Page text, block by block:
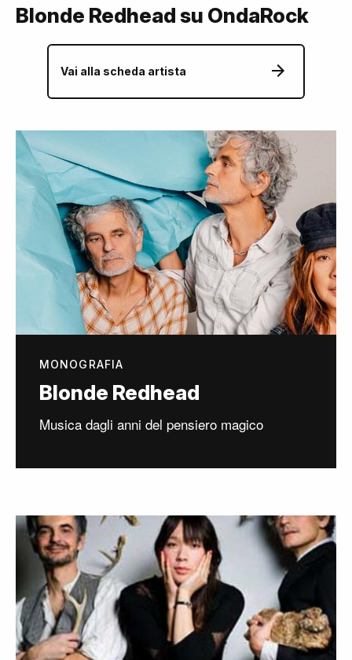
Blonde Redhead su OndaRock
Vai alla scheda artista
MONOGRAFIA
Blonde Redhead
Musica dagli anni del pensiero magico